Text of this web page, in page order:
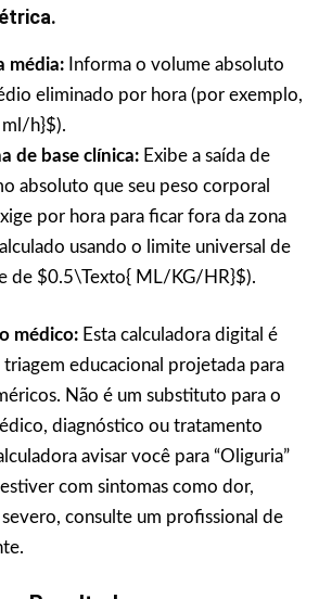
média: Informa o volume absoluto
eliminado por hora (por exemplo,
h}$).
de base clínica: Exibe a saída de
absoluto que seu peso corporal
por hora para ficar fora da zona
usando o limite universal de
de $0.5\Texto{ ML/KG/HR}$).
médico: Esta calculadora digital é
educacional projetada para
Não é um substituto para o
diagnóstico ou tratamento
avisar você para “Oliguria”
estiver com sintomas como dor,
consulte um profissional de